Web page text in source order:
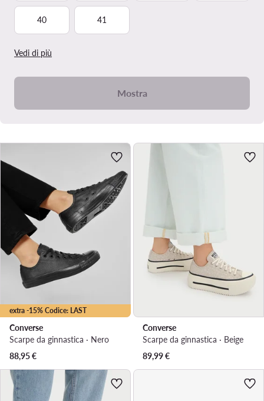
40 41
Vedi di più
Mostra
extra -15% Codice: LAST
Converse
Scarpe da ginnastica · Nero
88,95€
Converse
Scarpe da ginnastica · Beige
89,99€